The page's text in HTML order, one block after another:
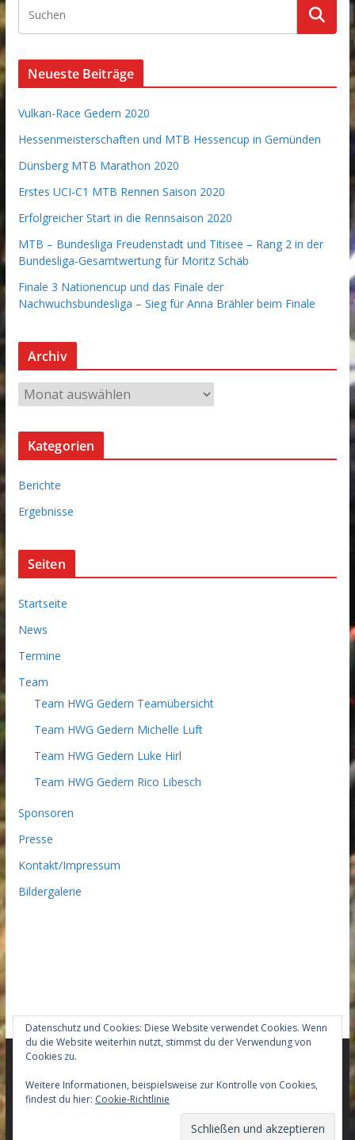
Neueste Beiträge
Vulkan-Race Gedern 2020
Hessenmeisterschaften und MTB Hessencup in Gemünden
Dünsberg MTB Marathon 2020
Erstes UCI-C1 MTB Rennen Saison 2020
Erfolgreicher Start in die Rennsaison 2020
MTB – Bundesliga Freudenstadt und Titisee – Rang 2 in der
Bundesliga-Gesamtwertung für Moritz Schäb
Finale 3 Nationencup und das Finale der
Nachwuchsbundesliga – Sieg für Anna Brähler beim Finale
Archiv
r
c
v
Kategorien
Berichte
Ergebnisse
Seiten
Startseite
News
Termine
Team
Team HWG Gedern Teamübersicht
Team HWG Gedern Michelle Luft
Team HWG Gedern Luke Hirl
Team HWG Gedern Rico Libesch
Sponsoren
Presse
Kontakt/Impressum
Bildergalerie
Copyright © 2026 Team-HWG-Gedern Mountainbike –
Racingteam. Alle Rechte vorbehalten.
von ThemeGrill. Präsentiert von
Datenschutz und Cookies: Diese Website verwendet Cookies. Wenn
du die Website weiterhin nutzt, stimmst du der Verwendung von
Cookies zu.
Weitere Informationen, beispielsweise zur Kontrolle von Cookies,
findest du hier: Cookie-Richtlinie